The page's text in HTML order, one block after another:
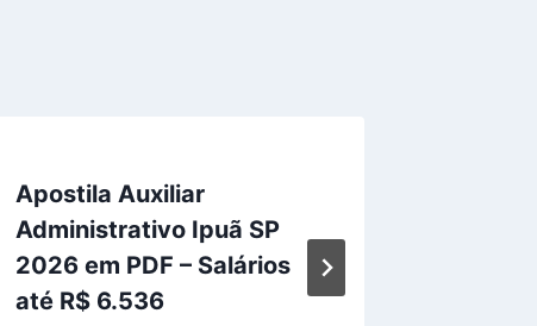
Apostila Auxiliar
Administrativo Ipuã SP
2026 em PDF – Salários
até R$ 6.536